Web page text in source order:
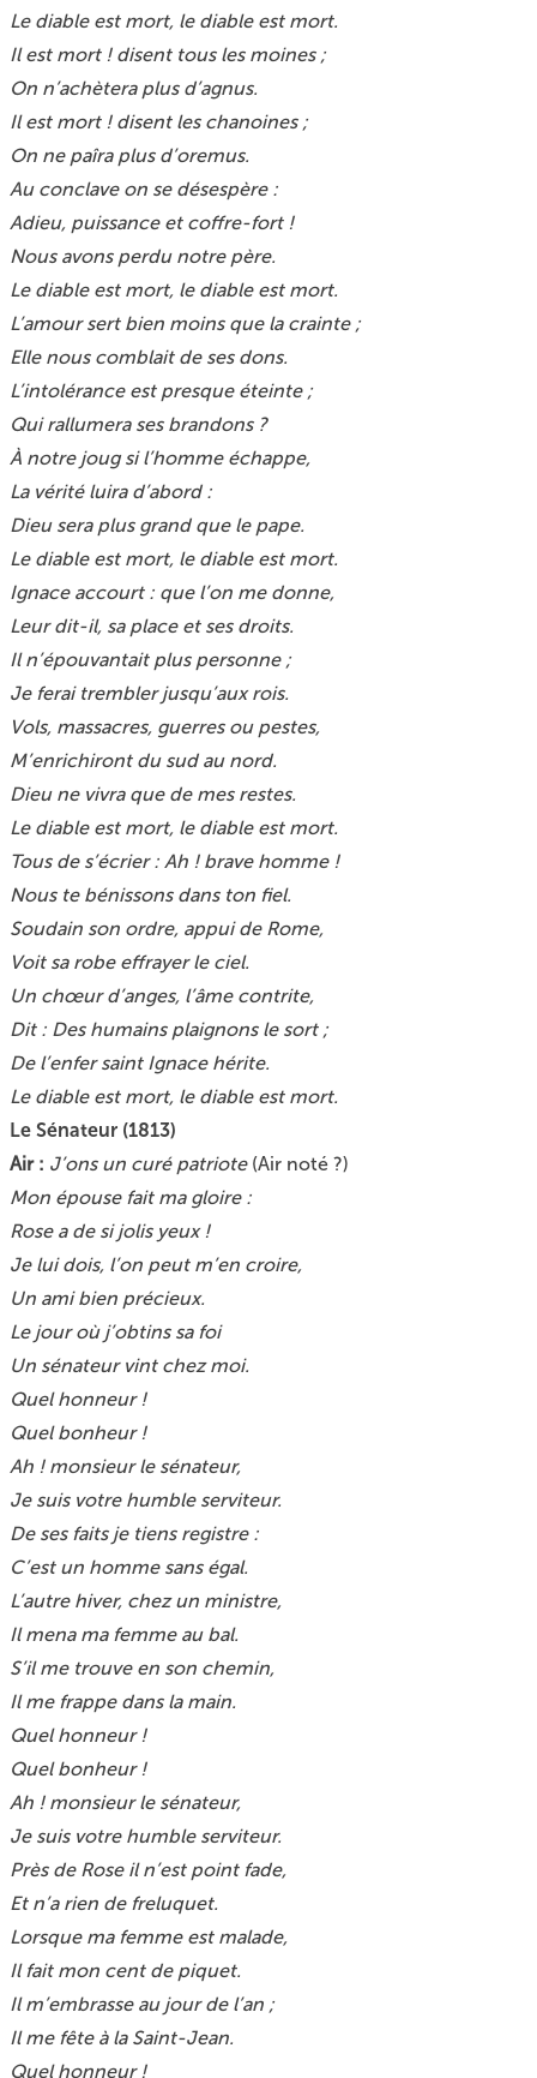
Le diable est mort, le diable est mort.
Il est mort ! disent tous les moines ;
On n’achètera plus d’agnus.
Il est mort ! disent les chanoines ;
On ne paîra plus d’oremus.
Au conclave on se désespère :
Adieu, puissance et coffre-fort !
Nous avons perdu notre père.
Le diable est mort, le diable est mort.
L’amour sert bien moins que la crainte ;
Elle nous comblait de ses dons.
L’intolérance est presque éteinte ;
Qui rallumera ses brandons ?
À notre joug si l’homme échappe,
La vérité luira d’abord :
Dieu sera plus grand que le pape.
Le diable est mort, le diable est mort.
Ignace accourt : que l’on me donne,
Leur dit-il, sa place et ses droits.
Il n’épouvantait plus personne ;
Je ferai trembler jusqu’aux rois.
Vols, massacres, guerres ou pestes,
M’enrichiront du sud au nord.
Dieu ne vivra que de mes restes.
Le diable est mort, le diable est mort.
Tous de s’écrier : Ah ! brave homme !
Nous te bénissons dans ton fiel.
Soudain son ordre, appui de Rome,
Voit sa robe effrayer le ciel.
Un chœur d’anges, l’âme contrite,
Dit : Des humains plaignons le sort ;
De l’enfer saint Ignace hérite.
Le diable est mort, le diable est mort.
Le Sénateur (1813)
Air : J’ons un curé patriote(Air noté ?)
Mon épouse fait ma gloire :
Rose a de si jolis yeux !
Je lui dois, l’on peut m’en croire,
Un ami bien précieux.
Le jour où j’obtins sa foi
Un sénateur vint chez moi.
Quel honneur !
Quel bonheur !
Ah ! monsieur le sénateur,
Je suis votre humble serviteur.
De ses faits je tiens registre :
C’est un homme sans égal.
L’autre hiver, chez un ministre,
Il mena ma femme au bal.
S’il me trouve en son chemin,
Il me frappe dans la main.
Quel honneur !
Quel bonheur !
Ah ! monsieur le sénateur,
Je suis votre humble serviteur.
Près de Rose il n’est point fade,
Et n’a rien de freluquet.
Lorsque ma femme est malade,
Il fait mon cent de piquet.
Il m’embrasse au jour de l’an ;
Il me fête à la Saint-Jean.
Quel honneur !